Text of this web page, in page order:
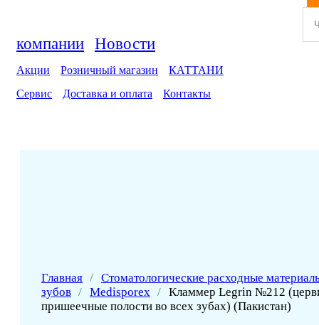
компании Новости
Акции Розничный магазин
КАТТАНИ
Сервис
Доставка и оплата Контакты
Главная / Стоматологические расходные
зубов / Medisporex / Кламмер Legrin №212
пришеечные полости во всех зубах) (Пакистан)